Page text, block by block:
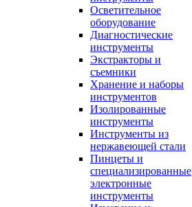
Осветительное
оборудование
Диагностические
инструменты
Экстракторы и
съемники
Хранение и наборы
инструментов
Изолированные
инструменты
Инструменты из
нержавеющей стали
Пинцеты и
специализированные
электронные
инструменты